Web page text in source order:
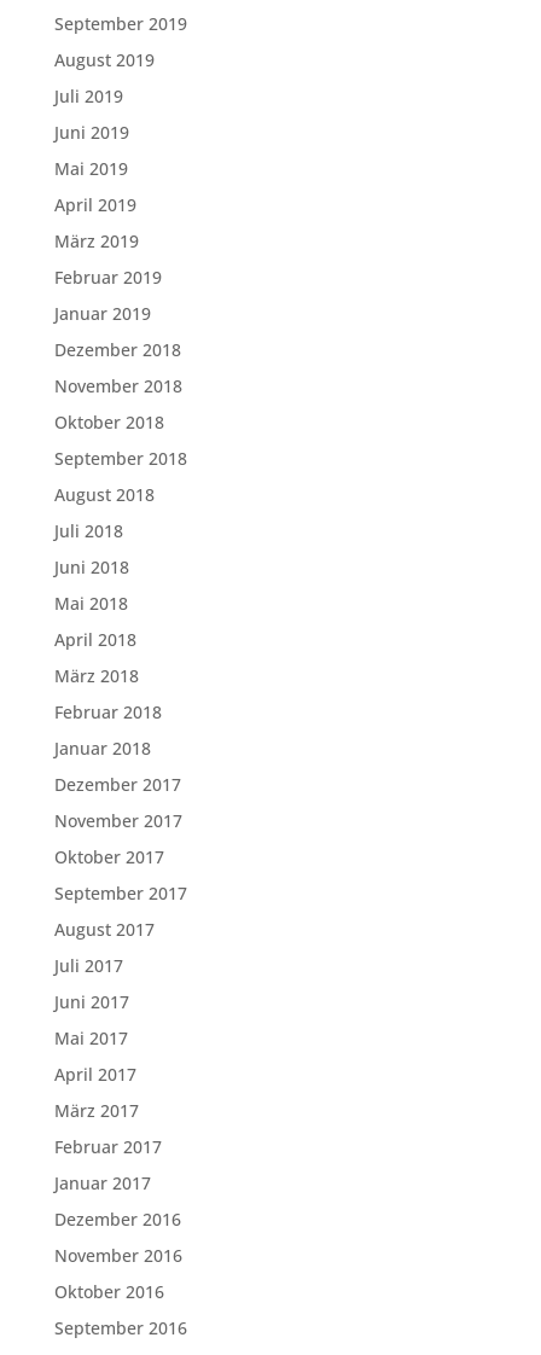
September 2019
August 2019
Juli 2019
Juni 2019
Mai 2019
April 2019
März 2019
Februar 2019
Januar 2019
Dezember 2018
November 2018
Oktober 2018
September 2018
August 2018
Juli 2018
Juni 2018
Mai 2018
April 2018
März 2018
Februar 2018
Januar 2018
Dezember 2017
November 2017
Oktober 2017
September 2017
August 2017
Juli 2017
Juni 2017
Mai 2017
April 2017
März 2017
Februar 2017
Januar 2017
Dezember 2016
November 2016
Oktober 2016
September 2016